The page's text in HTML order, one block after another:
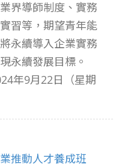
界導師制度、實務
習等，期望青年能
永續導入企業實務
永續發展目標。
年9月22日（星期
推動人才養成班